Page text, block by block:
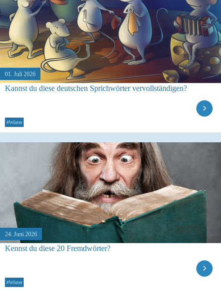
01. Juli 2026
Kannst du diese deutschen Sprichwörter vervollständigen?
#Wörter
24. Juni 2026
Kennst du diese 20 Fremdwörter?
#Wörter